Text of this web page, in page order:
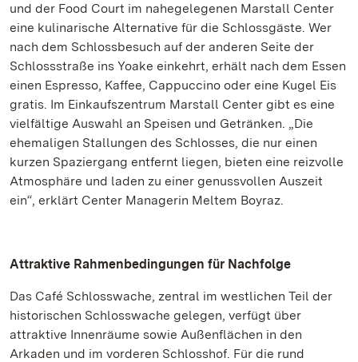
und der Food Court im nahegelegenen Marstall Center
eine kulinarische Alternative für die Schlossgäste. Wer
nach dem Schlossbesuch auf der anderen Seite der
Schlossstraße ins Yoake einkehrt, erhält nach dem Essen
einen Espresso, Kaffee, Cappuccino oder eine Kugel Eis
gratis. Im Einkaufszentrum Marstall Center gibt es eine
vielfältige Auswahl an Speisen und Getränken. „Die
ehemaligen Stallungen des Schlosses, die nur einen
kurzen Spaziergang entfernt liegen, bieten eine reizvolle
Atmosphäre und laden zu einer genussvollen Auszeit
ein“, erklärt Center Managerin Meltem Boyraz.
Attraktive Rahmenbedingungen für Nachfolge
Das Café Schlosswache, zentral im westlichen Teil der
historischen Schlosswache gelegen, verfügt über
attraktive Innenräume sowie Außenflächen in den
Arkaden und im vorderen Schlosshof. Für die rund